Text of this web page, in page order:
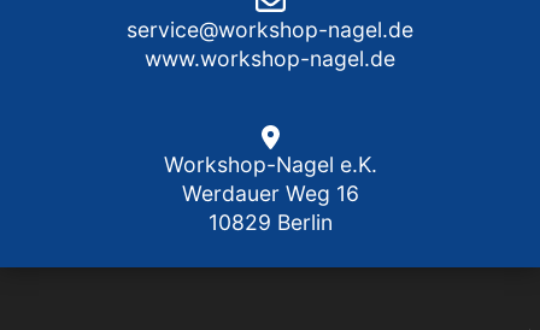
service@workshop-nagel.de
www.workshop-nagel.de
Workshop-Nagel e.K.
Werdauer Weg 16
10829 Berlin